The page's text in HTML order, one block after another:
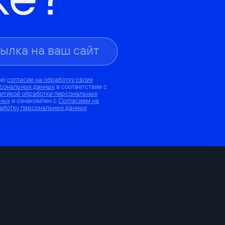
согласие на обработку своих
данных в соответствии с
обработки персональных
и ознакомлен сСогласием на
персональных данных